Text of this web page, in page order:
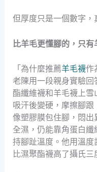
但厚度只是一個數字，
比羊毛更懂腳的，只有
「為什麼推薦羊毛襪作
老陳用一段親身實驗
酯纖維襪和羊毛襪上
吸汗後變硬，摩擦腳
像塑膠膜包住腳，悶
全濕，仍能靠角蛋白
持腳趾溫度。他用溫
比濕聚酯襪高了攝氏三